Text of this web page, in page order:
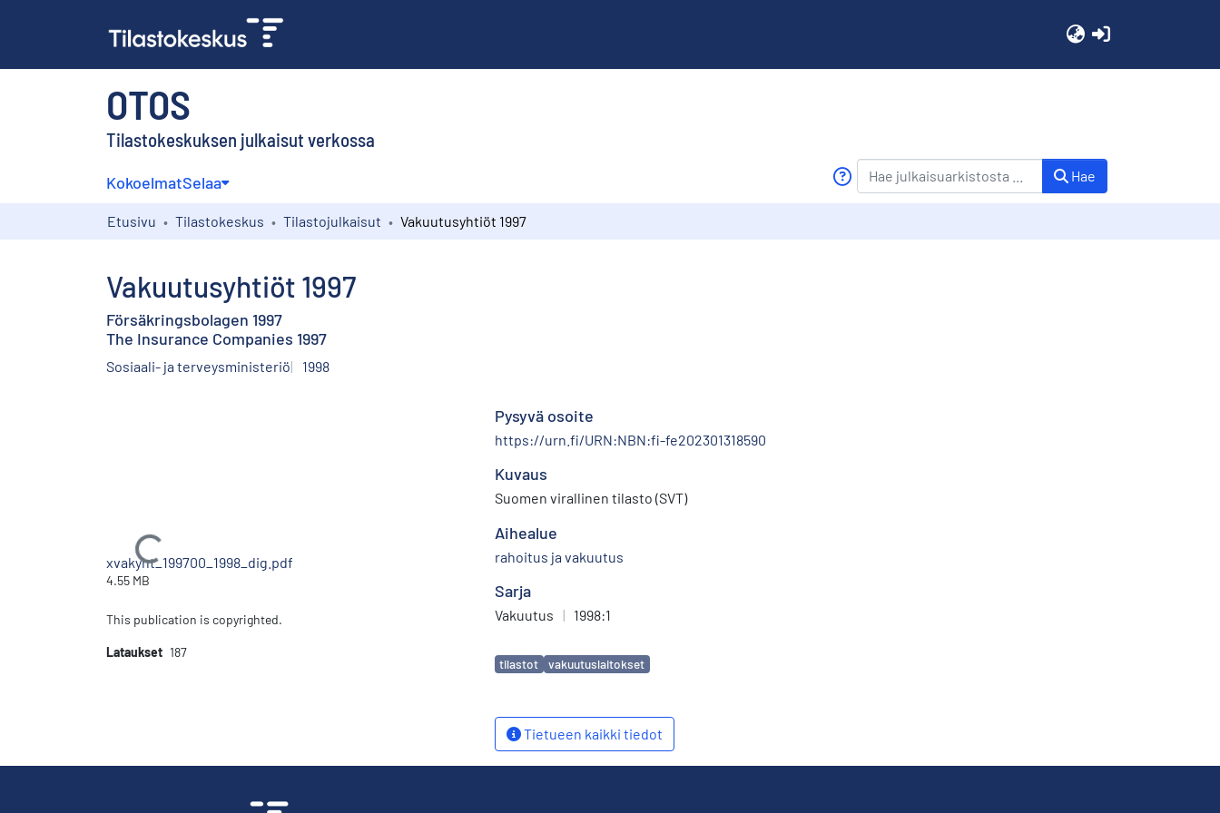
OTOS
Tilastokeskuksen julkaisut verkossa
KokoelmatSelaa Hae
Etusivu Tilastokeskus Tilastojulkaisut Vakuutusyhtiöt 1997
Vakuutusyhtiöt 1997
Försäkringsbolagen 1997
The Insurance Companies 1997
Sosiaali- ja terveysministeriö 1998
Ladataan...
xvakyht_199700_1998_dig.pdf
4.55 MB
This publication is copyrighted.
Lataukset 187
Pysyvä osoite
https://urn.fi/URN:NBN:fi-fe202301318590
Kuvaus
Suomen virallinen tilasto (SVT)
Aihealue
rahoitus ja vakuutus
Sarja
Vakuutus | 1998:1
Avainsanat
tilastot vakuutuslaitokset
Tietueen kaikki tiedot